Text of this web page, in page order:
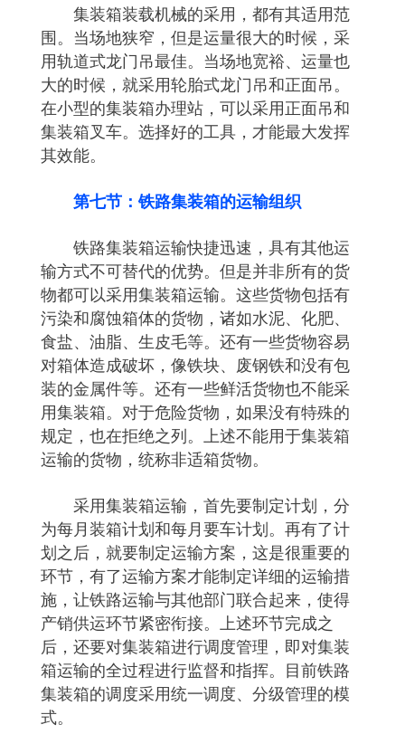
集装箱装载机械的采用，都有其适用范
围。当场地狭窄，但是运量很大的时候，采
用轨道式龙门吊最佳。当场地宽裕、运量也
大的时候，就采用轮胎式龙门吊和正面吊。
在小型的集装箱办理站，可以采用正面吊和
集装箱叉车。选择好的工具，才能最大发挥
其效能。
第七节：铁路集装箱的运输组织
铁路集装箱运输快捷迅速，具有其他运
输方式不可替代的优势。但是并非所有的货
物都可以采用集装箱运输。这些货物包括有
污染和腐蚀箱体的货物，诸如水泥、化肥、
食盐、油脂、生皮毛等。还有一些货物容易
对箱体造成破坏，像铁块、废钢铁和没有包
装的金属件等。还有一些鲜活货物也不能采
用集装箱。对于危险货物，如果没有特殊的
规定，也在拒绝之列。上述不能用于集装箱
运输的货物，统称非适箱货物。
采用集装箱运输，首先要制定计划，分
为每月装箱计划和每月要车计划。再有了计
划之后，就要制定运输方案，这是很重要的
环节，有了运输方案才能制定详细的运输措
施，让铁路运输与其他部门联合起来，使得
产销供运环节紧密衔接。上述环节完成之
后，还要对集装箱进行调度管理，即对集装
箱运输的全过程进行监督和指挥。目前铁路
集装箱的调度采用统一调度、分级管理的模
式。